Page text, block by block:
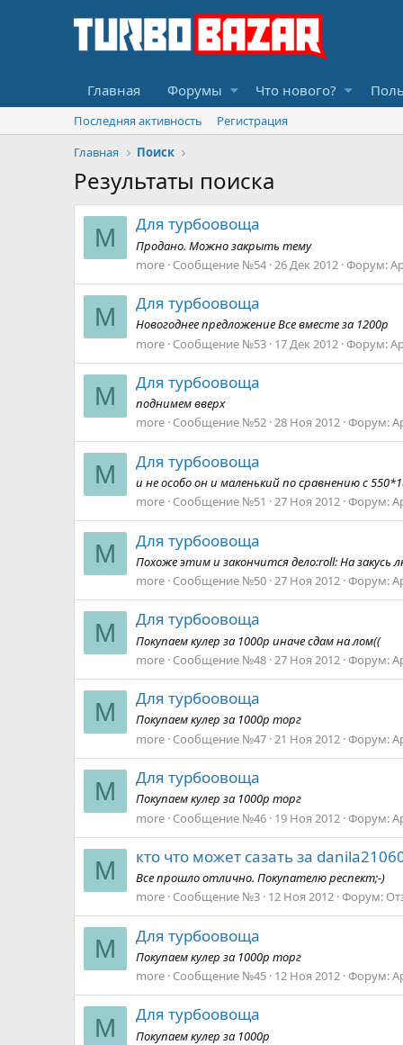
Главная Форумы Что нового?
Последняя активность
Регистрация
Главная
Поиск
Результаты поиска
M Для турбоовоща
Продано. Можно закрыть тему
more Сообщение №54 26 Дек 2012 Форум:
M Для турбоовоща
Новогоднее предложение Все вместе за 1200р
more Сообщение №53 17 Дек 2012 Форум:
M Для турбоовоща
поднимем вверх
more Сообщение №52 28 Ноя 2012 Форум:
M Для турбоовоща
и не особо он и маленький по сравнению с
more Сообщение №51 27 Ноя 2012 Форум:
M Для турбоовоща
Похоже этим и закончится дело:roll: На закусь
more Сообщение №50 27 Ноя 2012 Форум:
M Для турбоовоща
Покупаем кулер за 1000р иначе сдам на лом((
more Сообщение №48 27 Ноя 2012 Форум:
M Для турбоовоща
Покупаем кулер за 1000р торг
more Сообщение №47 21 Ноя 2012 Форум:
M Для турбоовоща
Покупаем кулер за 1000р торг
more Сообщение №46 19 Ноя 2012 Форум:
M кто что может сазать за
Все прошло отлично. Покупателю респект;-)
more Сообщение №3 12 Ноя 2012 Форум:
M Для турбоовоща
Покупаем кулер за 1000р торг
more Сообщение №45 12 Ноя 2012 Форум:
M Для турбоовоща
Покупаем кулер за 1000р